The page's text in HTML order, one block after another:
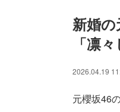
新婚
「凛
2026.04.19
元櫻坂46